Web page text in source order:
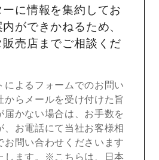
に情報を集約してお
ができかねるため、
売店までご相談くだ
によるフォームでのお問い
からメールを受け付けた旨
届かない場合は、お手数を
、お電話にて当社お客様相
お問い合わせくださいます
します。※こちらは、日本